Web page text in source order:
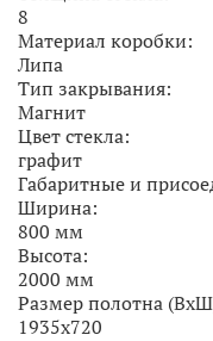
8
Материал коробки:
Липа
Тип закрывания:
Магнит
Цвет стекла:
графит
Габаритные и
Ширина:
800 мм
Высота:
2000 мм
Размер полотна
1935х720